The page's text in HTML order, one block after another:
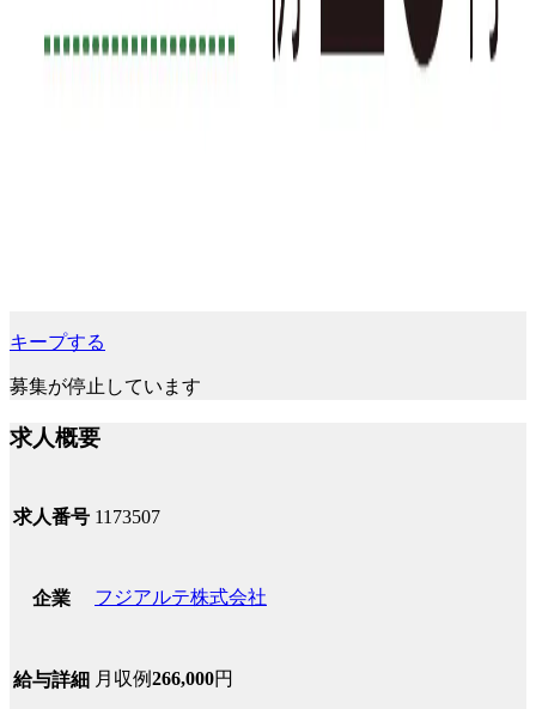
キープする
募集が停止しています
求人概要
求人番号 1173507
企業 フジアルテ株式会社
給与詳細 月収例266,000円